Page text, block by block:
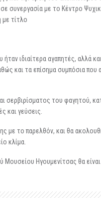
Ταφικό
Οχυρό
συνεργασία με το Κέντρο
τίτλο
ιδιαίτερα αγαπητές, αλλά
και τα επίσημα συμπόσια που
σερβιρίσματος του φαγητού,
και γεύσεις.
με το παρελθόν, και θα
κλίμα.
Ηγουμενίτσας θα